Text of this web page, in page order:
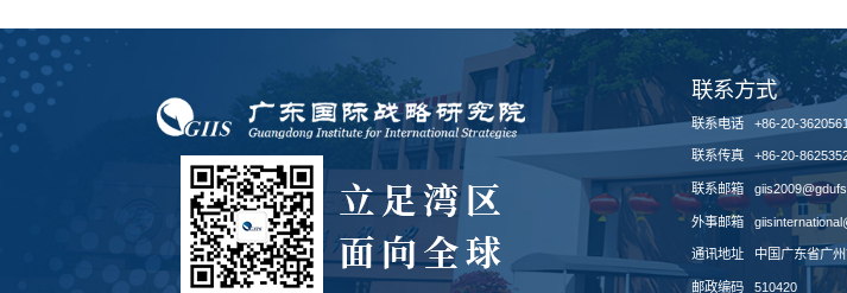
联系方式
联系电话 +86-20-
联系传真 +86-20-
联系邮箱
外事邮箱
通讯地址 中国广东省广州
邮政编码 510420